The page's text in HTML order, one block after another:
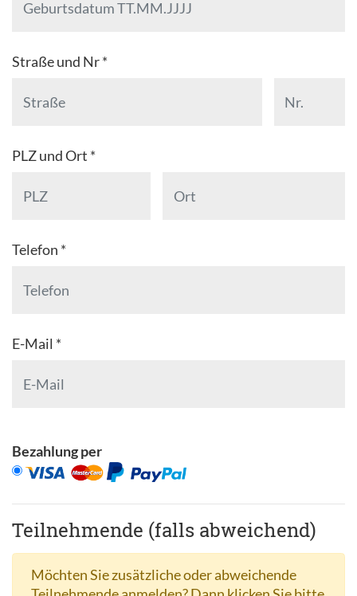
Straße und Nr *
PLZ und Ort *
Telefon *
E-Mail *
Bezahlung per
Teilnehmende (falls abweichend)
Möchten Sie zusätzliche oder abweichende